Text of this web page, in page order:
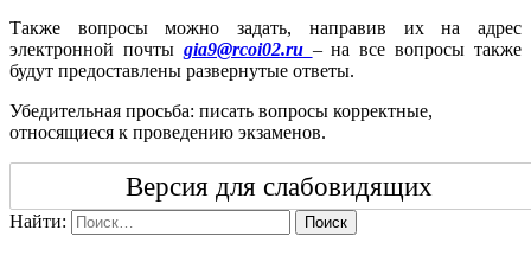
Также вопросы можно задать, направив их на адрес
электронной почты gia9@rcoi02.ru – на все вопросы также
будут предоставлены развернутые ответы.
Убедительная просьба: писать вопросы корректные,
относящиеся к проведению экзаменов.
Версия для слабовидящих
Найти: Поиск